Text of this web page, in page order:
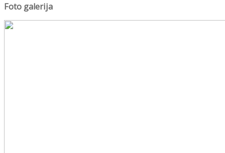
Foto galerija